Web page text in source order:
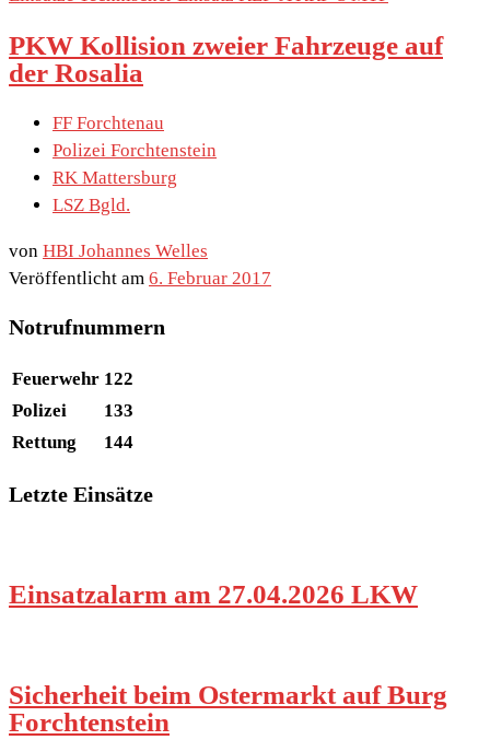
PKW Kollision zweier Fahrzeuge auf
der Rosalia
FF Forchtenau
Polizei Forchtenstein
RK Mattersburg
LSZ Bgld.
von HBI Johannes Welles
Veröffentlicht am 6. Februar 2017
Notrufnummern
Feuerwehr 122
Polizei
133
Rettung
144
Letzte Einsätze
Einsatzalarm am 27.04.2026 LKW
Sicherheit beim Ostermarkt auf Burg
Forchtenstein